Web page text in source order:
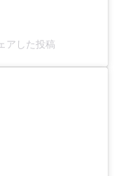
アした投稿